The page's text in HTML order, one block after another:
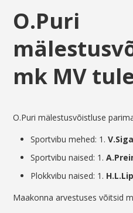
O.Puri
mk MV
O.Puri mälestusvõistluse
Sportvibu mehed: 1.
Sportvibu naised: 1.
Plokkvibu naised: 1.
Maakonna arvestuses võitsid